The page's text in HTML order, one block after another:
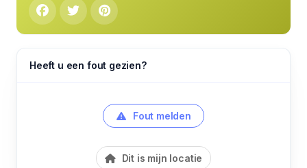
Heeft u een fout gezien?
Fout melden
Dit is mijn locatie